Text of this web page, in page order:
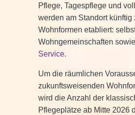
Pflege, Tagespflege und
werden am Standort künftig
Wohnformen etabliert:
Wohngemeinschaften sowie
Service.
Um die räumlichen
zukunftsweisenden
wird die Anzahl der
Pflegeplätze ab Mitte 2026